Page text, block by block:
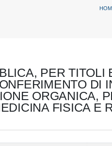
PER
DI
ORGANICA,
FISICA E